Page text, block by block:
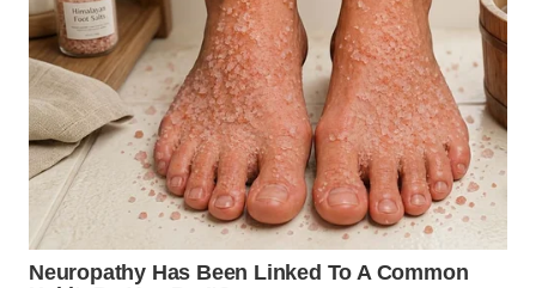
WN
KALTIM
WN
SULSEL
GORONTALO